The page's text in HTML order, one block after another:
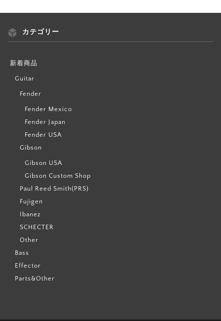
カテゴリー
新着商品
Guitar
Fender
Fender Mexico
Fender Japan
Fender USA
Gibson
Gibson USA
Gibson Custom Shop
Paul Reed Smith(PRS)
Fujigen
Ibanez
SCHECTER
Other
Bass
Effector
Parts&Other